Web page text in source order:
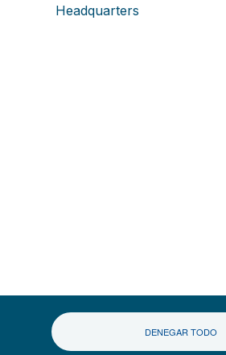
Headquarters
Términos de uso |
DENEGAR TODO